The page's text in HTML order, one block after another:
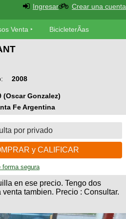
Ingresar Crear una cuenta
Venta BicicleterÃ­as
2008
(Oscar Gonzalez)
Fe Argentina
por privado
y CALIFICAR
forma segura
en ese precio. Tengo dos
tambien. Precio : Consultar.